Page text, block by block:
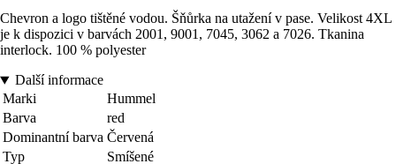
Chevron a logo tištěné vodou. Šňůrka na utažení v pase. Velikost 4XL
je k dispozici v barvách 2001, 9001, 7045, 3062 a 7026. Tkanina
interlock. 100 % polyester
Další informace
Marki
Hummel
Barva
red
Dominantní barva Červená
Typ
Smíšené